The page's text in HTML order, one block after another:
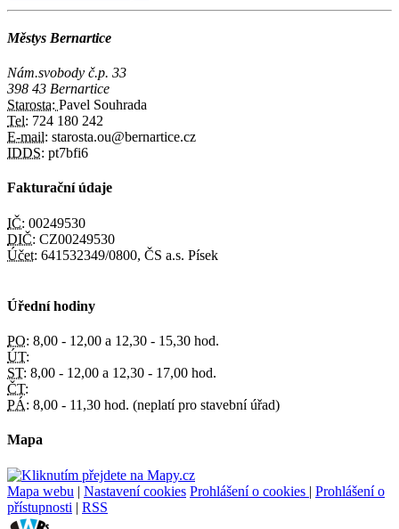
Městys Bernartice
Nám.svobody č.p. 33
398 43 Bernartice
Starosta: Pavel Souhrada
Tel: 724 180 242
E-mail: starosta.ou@bernartice.cz
IDDS: pt7bfi6
Fakturační údaje
IČ: 00249530
DIČ: CZ00249530
Účet: 641532349/0800, ČS a.s. Písek
Úřední hodiny
PO: 8,00 - 12,00 a 12,30 - 15,30 hod.
ÚT:
ST: 8,00 - 12,00 a 12,30 - 17,00 hod.
ČT:
PÁ: 8,00 - 11,30 hod. (neplatí pro stavební úřad)
Mapa
Mapa webu | Nastavení cookies Prohlášení o cookies | Prohlášení o
přístupnosti | RSS